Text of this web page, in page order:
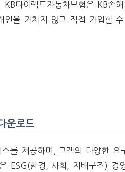
다이렉트자동차보험은 KB손
인을 거치지 않고 직접 가입할
운로드
를 제공하며, 고객의 다양한 요
ESG(환경, 사회, 지배구조) 경